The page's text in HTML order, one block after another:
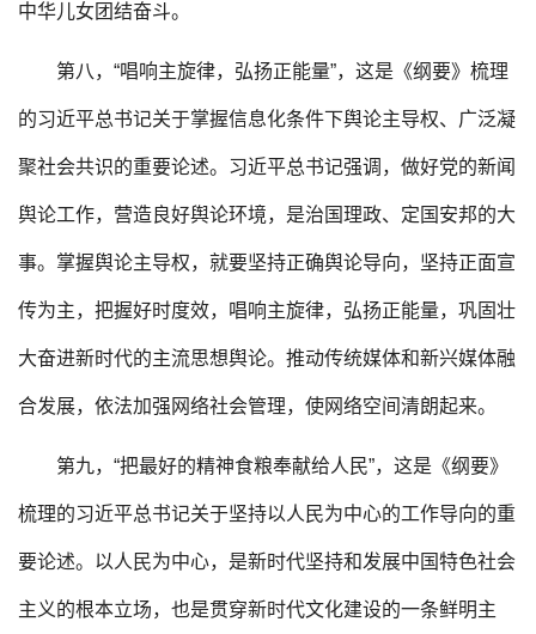
中华儿女团结奋斗。
第八，“唱响主旋律，弘扬正能量”，这是《纲要》梳理
的习近平总书记关于掌握信息化条件下舆论主导权、广泛凝
聚社会共识的重要论述。习近平总书记强调，做好党的新闻
舆论工作，营造良好舆论环境，是治国理政、定国安邦的大
事。掌握舆论主导权，就要坚持正确舆论导向，坚持正面宣
传为主，把握好时度效，唱响主旋律，弘扬正能量，巩固壮
大奋进新时代的主流思想舆论。推动传统媒体和新兴媒体融
合发展，依法加强网络社会管理，使网络空间清朗起来。
第九，“把最好的精神食粮奉献给人民”，这是《纲要》
梳理的习近平总书记关于坚持以人民为中心的工作导向的重
要论述。以人民为中心，是新时代坚持和发展中国特色社会
主义的根本立场，也是贯穿新时代文化建设的一条鲜明主